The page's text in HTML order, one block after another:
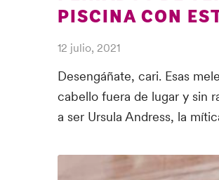
PISCINA CON
Desengáñate, cari. Esas
cabello fuera de lugar y sin
a ser Ursula Andress, la
12 julio, 2021